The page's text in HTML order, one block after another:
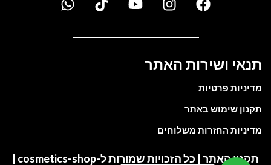
תנאי ושירות האתר
מדיניות פרטיות
תקנון שימוש באתר
מדיניות החזרות משלוחים